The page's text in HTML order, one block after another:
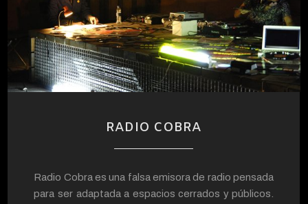
RADIO COBRA
Radio Cobra es una falsa emisora de radio pensada
para ser adaptada a espacios cerrados y públicos.